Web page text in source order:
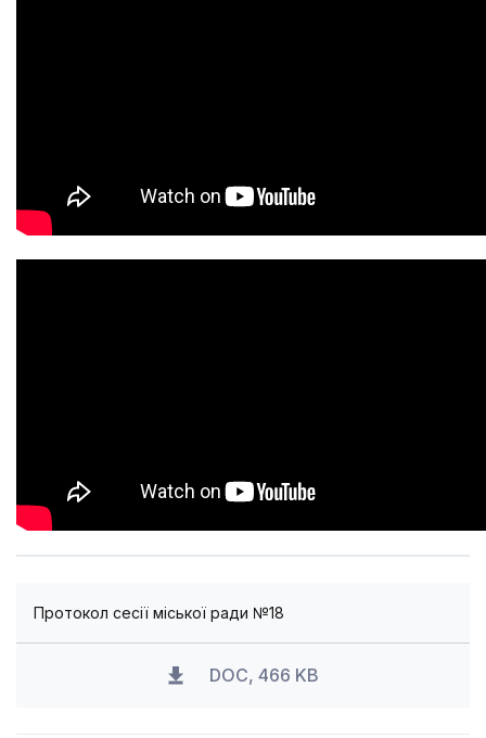
Протокол сесії міської ради №18
DOC, 466 KB